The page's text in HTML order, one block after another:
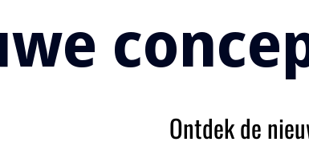
Ontdek de